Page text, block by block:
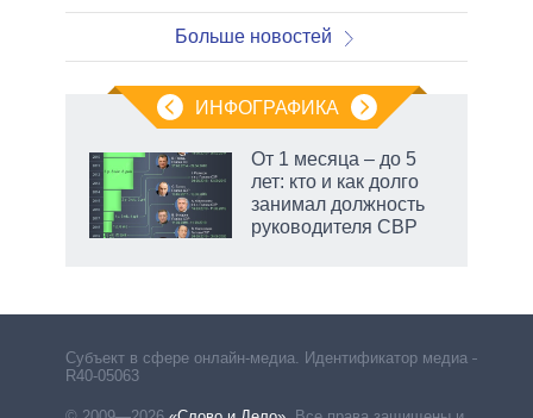
Больше новостей
ИНФОГРАФИКА
От 1 месяца – до 5
лет: кто и как долго
занимал должность
руководителя СВР
Субъект в сфере онлайн-медиа. Идентификатор медиа –
R40-05063